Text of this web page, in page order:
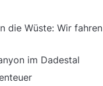
die Wüste: Wir fahren
im Dadestal